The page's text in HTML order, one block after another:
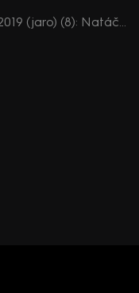
Prima Partička 2019 (jaro) (8): Natáčení